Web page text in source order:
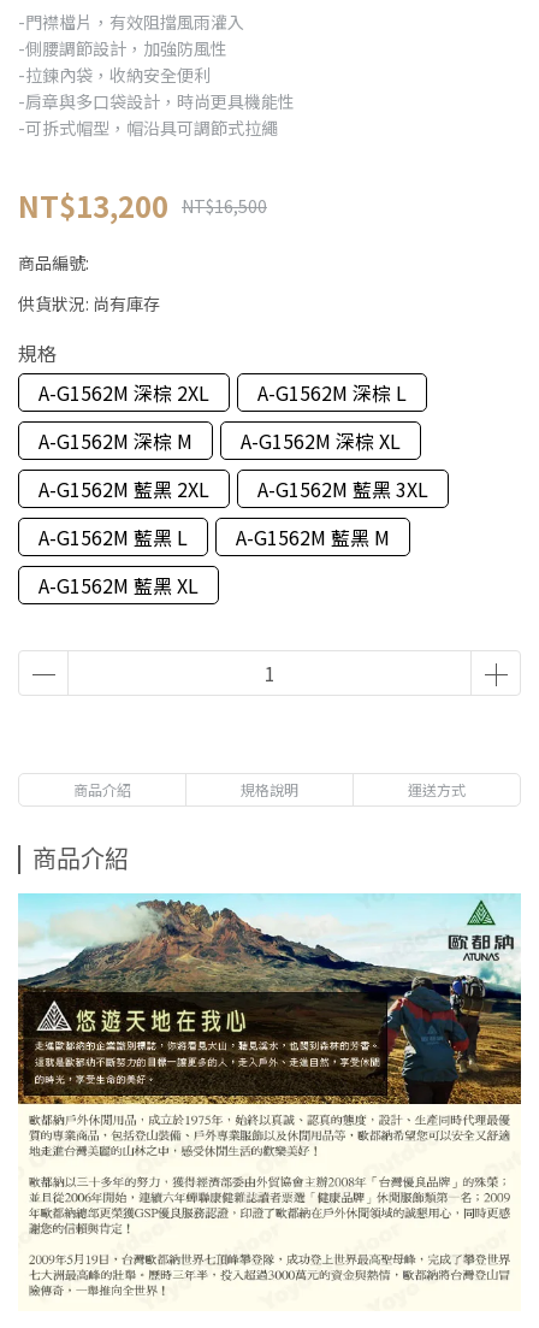
-門襟檔片，有效阻擋風雨灌入
-側腰調節設計，加強防風性
-拉鍊內袋，收納安全便利
-肩章與多口袋設計，時尚更具機能性
-可拆式帽型，帽沿具可調節式拉繩
NT$13,200 NT$16,500
商品編號:
供貨狀況: 尚有庫存
規格
A-G1562M 深棕 2XL
A-G1562M 深棕 L
A-G1562M 深棕 M
A-G1562M 深棕 XL
A-G1562M 藍黑 2XL
A-G1562M 藍黑 3XL
A-G1562M 藍黑 L
A-G1562M 藍黑 M
A-G1562M 藍黑 XL
商品介紹 規格說明 運送方式
商品介紹